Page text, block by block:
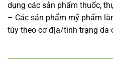
dụng các sản phẩm thuốc,
– Các sản phẩm mỹ phẩm
tùy theo cơ địa/tình trạng da